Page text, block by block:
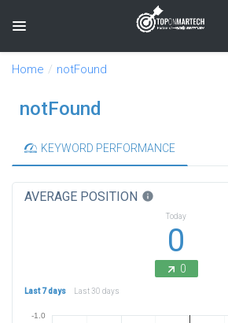
Toggle navigation
Home notFound
notFound
KEYWORD PERFORMANCE
AVERAGE POSITION info
Today
0
0
Last 7 days Last 30 days
-1.0